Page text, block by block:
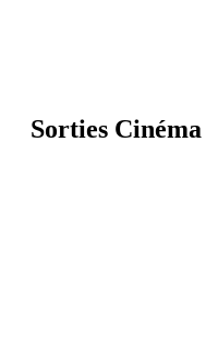
Sorties Cinéma